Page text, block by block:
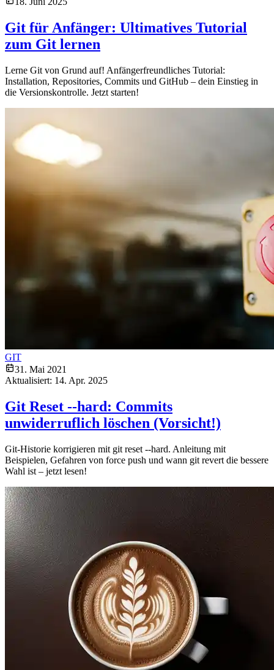
Git für Anfänger: Ultimatives Tutorial
zum Git lernen
Lerne Git von Grund auf! Anfängerfreundliches Tutorial:
Installation, Repositories, Commits und GitHub – dein Einstieg in
die Versionskontrolle. Jetzt starten!
GIT
31. Mai 2021
Aktualisiert: 14. Apr. 2025
Git Reset --hard: Commits
unwiderruflich löschen (Vorsicht!)
Git-Historie korrigieren mit git reset --hard. Anleitung mit
Beispielen, Gefahren von force push und wann git revert die bessere
Wahl ist – jetzt lesen!